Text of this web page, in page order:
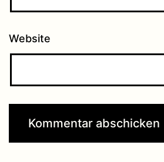
Website